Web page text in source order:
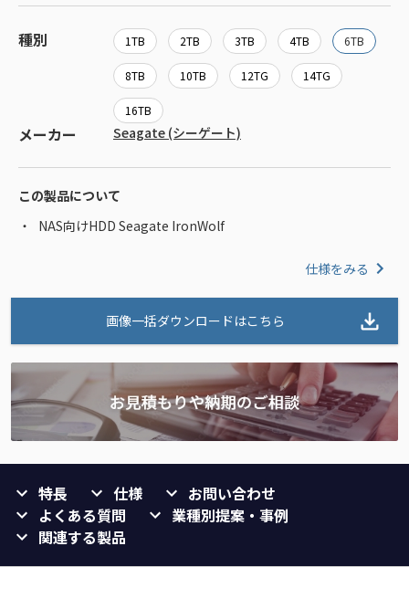
種別 1TB 2TB 3TB 4TB 6TB
8TB 10TB 12TG 14TG
16TB
メーカー Seagate (シーゲート)
この製品について
NAS向けHDD Seagate IronWolf
仕様をみる
画像一括ダウンロードはこちら
特長 仕様
お問い合わせ
よくある質問
業種別提案・事例
関連する製品